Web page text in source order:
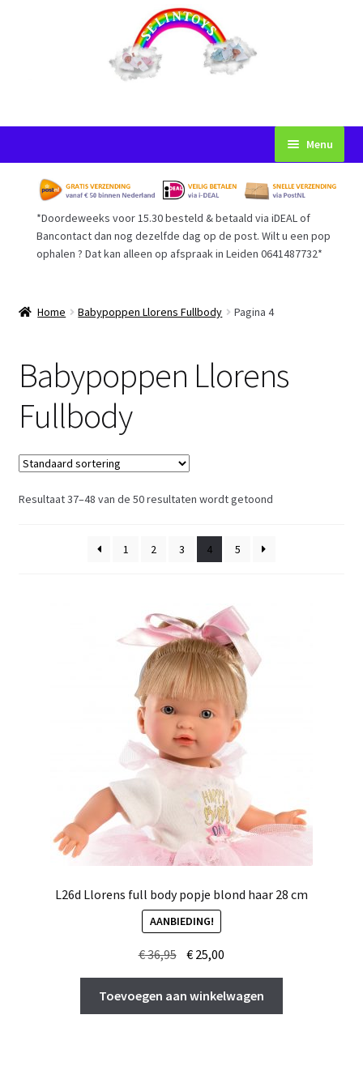
naar
navigatie
inhoud
Menu
Startpagina
Voorwaarden
Afrekenen
*Doordeweeks voor 15.30 besteld & betaald via iDEAL of
Bancontact dan nog dezelfde dag op de post. Wilt u een pop
ophalen ? Dat kan alleen op afspraak in Leiden 0641487732*
Home Babypoppen Llorens Fullbody Pagina 4
Babypoppen Llorens
Fullbody
Resultaat 37–48 van de 50 resultaten wordt getoond
1 2 3 4 5
L26d Llorens full body popje blond haar 28 cm
AANBIEDING!
€36,95 Oorspronkelijke
prijs
was:
€ 36,95.
€ 25,00
prijs
is:
€ 25,00.
Toevoegen aan winkelwagen